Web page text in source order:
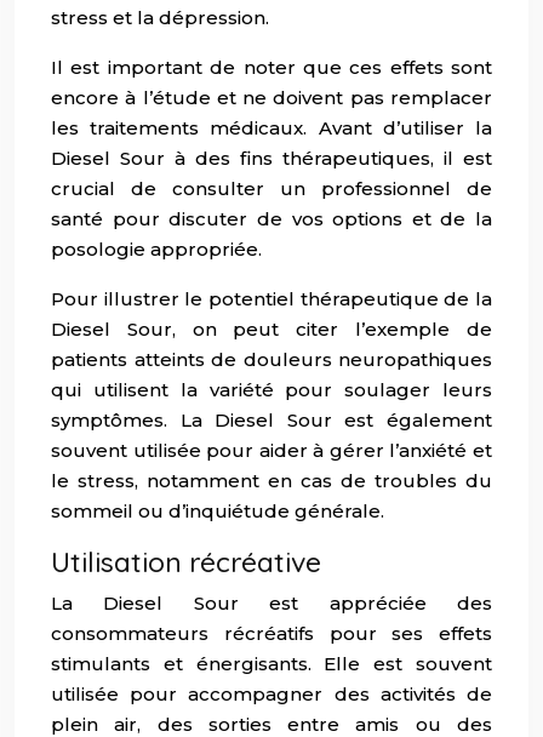
stress et la dépression.
Il est important de noter que ces effets sont
encore à l’étude et ne doivent pas remplacer
les traitements médicaux. Avant d’utiliser la
Diesel Sour à des fins thérapeutiques, il est
crucial de consulter un professionnel de
santé pour discuter de vos options et de la
posologie appropriée.
Pour illustrer le potentiel thérapeutique de la
Diesel Sour, on peut citer l’exemple de
patients atteints de douleurs neuropathiques
qui utilisent la variété pour soulager leurs
symptômes. La Diesel Sour est également
souvent utilisée pour aider à gérer l’anxiété et
le stress, notamment en cas de troubles du
sommeil ou d’inquiétude générale.
Utilisation récréative
La Diesel Sour est appréciée des
consommateurs récréatifs pour ses effets
stimulants et énergisants. Elle est souvent
utilisée pour accompagner des activités de
plein air, des sorties entre amis ou des